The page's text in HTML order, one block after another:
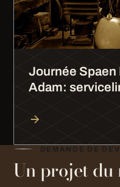
Journée Spaen
Adam:
DEMANDE DE
Un projet du